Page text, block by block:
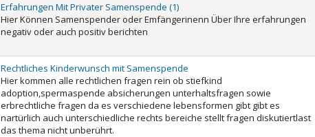
Erfahrungen Mit Privater Samenspende (1)
Hier Können Samenspender oder Emfängerinenn Über Ihre erfahrungen
negativ oder auch positiv berichten
Rechtliches Kinderwunsch mit Samenspende
Hier kommen alle rechtlichen fragen rein ob stiefkind
adoption,spermaspende absicherungen unterhaltsfragen sowie
erbrechtliche fragen da es verschiedene lebensformen gibt gibt es
nartürlich auch unterschiedliche rechts bereiche stellt fragen diskutiertlast
das thema nicht unberührt.